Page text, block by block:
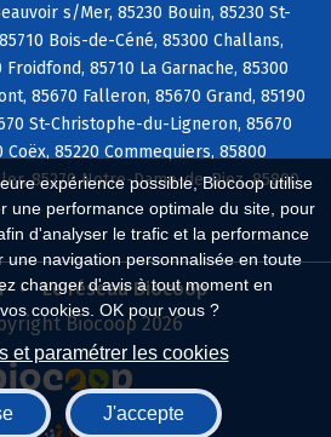
expérience possible, Biocoop utilise
une performance optimale du site, pour
d'analyser le trafic et la performance
une navigation personnalisée en toute
changer d'avis à tout moment en
cookies. OK pour vous ?
et paramétrer les cookies
J'accepte
s/Mer, 85230 Bouin, 85230 St-
Bois-de-Céné, 85300 Challans,
85710 La Garnache, 85300
85670 Falleron, 85670 Grand, 85190
St-Christophe-du-Ligneron, 85670
85220 Commequiers, 85800
85270 Notre-Dame-de-Riez, 85800
Le réseau Biocoop
Biocoop 2026